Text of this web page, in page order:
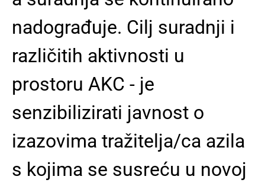
nadograđuje. Cilj suradnji i
različitih aktivnosti u
prostoru AKC - je
senzibilizirati javnost o
izazovima tražitelja/ca azila
s kojima se susreću u novoj